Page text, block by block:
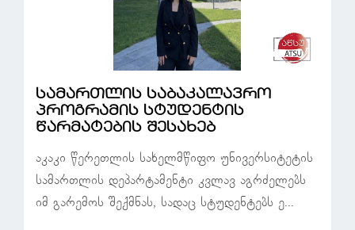
სამართლის საბაკალავრო
პროგრამის სტუდენტის
წარმატების შესახებ
აკაკი წერეთლის სახელმწიფო უნივერსიტეტის
სამართლის დეპარტამენტი კვლავ აგრძელებს
იმ გარემოს შექმნას, სადაც სტუდენტებს ე...